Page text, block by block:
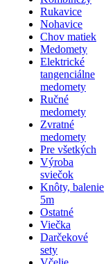
Rukavice
Nohavice
Chov matiek
Medomety
Elektrické
tangenciálne
medomety
Ručné
medomety
Zvratné
medomety
Pre všetkých
Výroba
sviečok
Knôty, balenie
5m
Ostatné
Viečka
Darčekové
sety